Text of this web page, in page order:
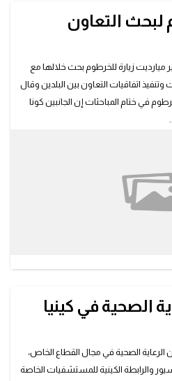
لبحث التعاون
زيارة للخرطوم بحث خلالها مع
اتفاقيات التعاون بين البلدين وقال
في ختام المباحثات إن الجانبين كونا
الصحية في كينيا
الرعاية الصحية في مجال القطاع الخاص،
والرابطة الكينية للمستشفيات الخاصة